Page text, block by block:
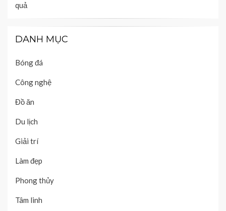
quả
DANH MỤC
Bóng đá
Công nghệ
Đồ ăn
Du lịch
Giải trí
Làm đẹp
Phong thủy
Tâm linh